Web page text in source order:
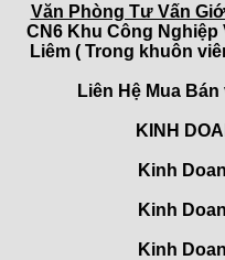
Văn Phòng Tư Vấn
CN6 Khu Công
Liêm ( Trong khuôn
Liên Hệ Mua
KINH
Kinh
Kinh
Kinh